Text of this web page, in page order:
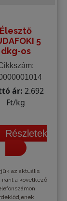
Élesztő
5
dkg-os
ár: 2.692
Ft/kg
Részletek
az aktuális
iránt a következő